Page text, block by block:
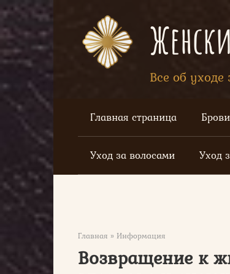
Перейти
к
контенту
Все об
Главная страница
Уход за волосами Уход
Главная » Информация
Возвращение к